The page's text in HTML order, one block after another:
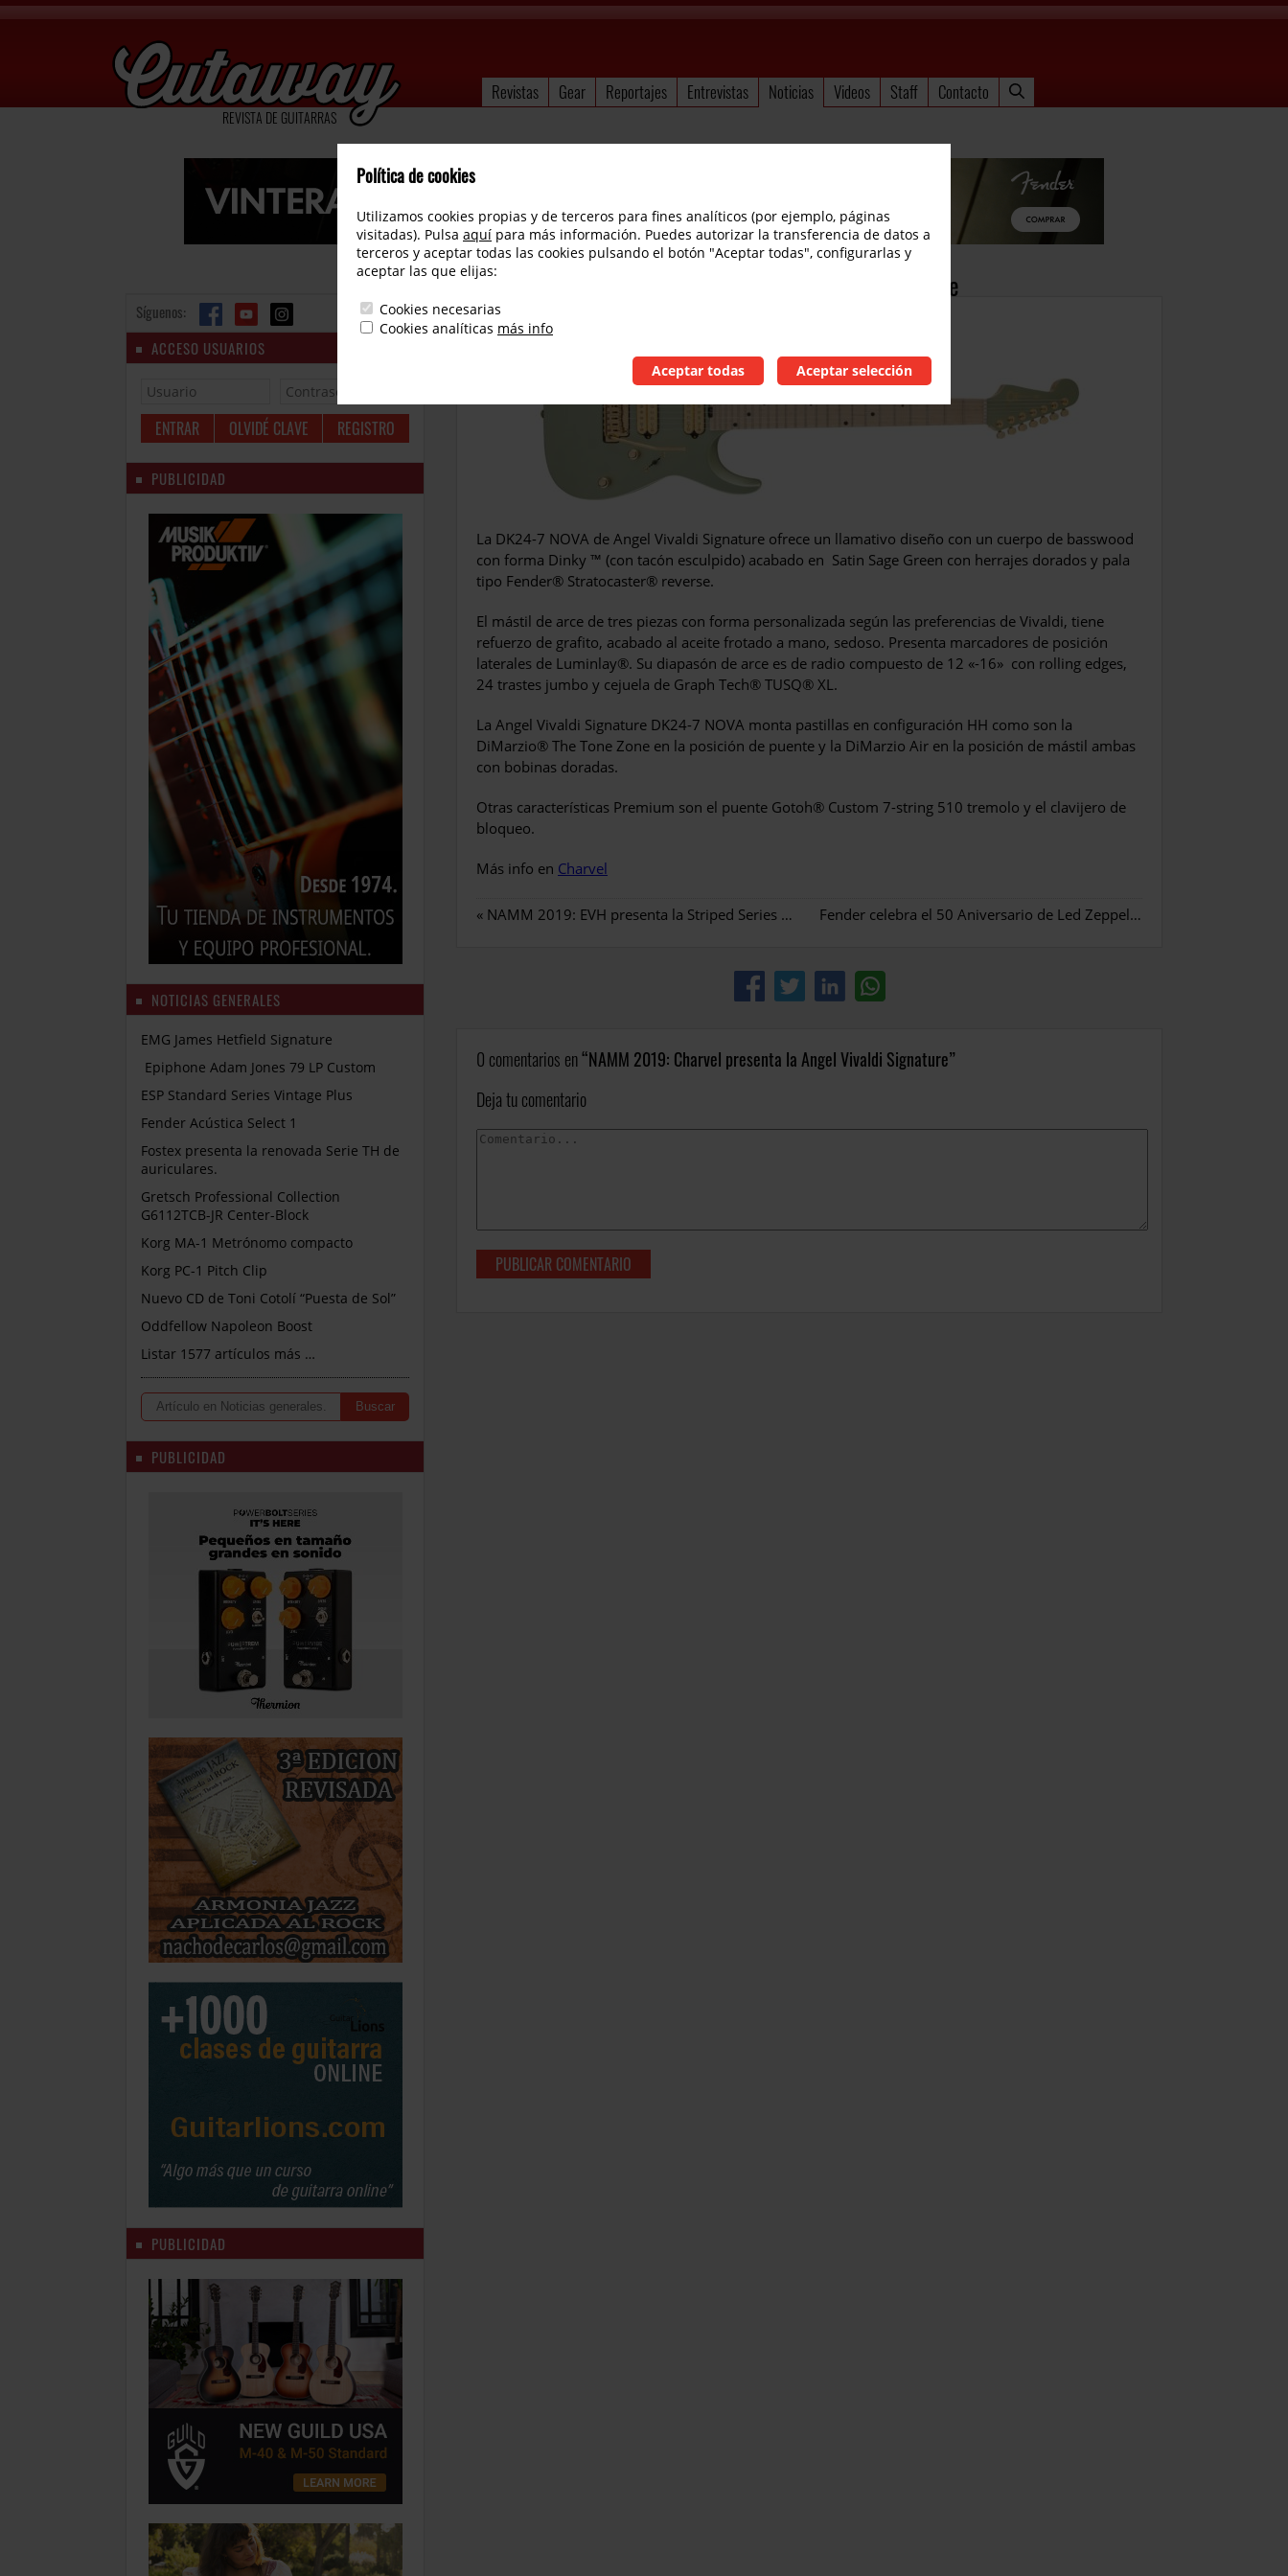
REVISTA DE GUITARRAS
Revistas Gear Reportajes Entrevistas Noticias Videos Staff Contacto
NAMM 2019: Charvel presenta la Angel Vivaldi Signature
La DK24-7 NOVA de Angel Vivaldi Signature ofrece un llamativo diseño con un cuerpo de basswood
con forma Dinky ™ (con tacón esculpido) acabado en Satin Sage Green con herrajes dorados y pala
tipo Fender® Stratocaster® reverse.
El mástil de arce de tres piezas con forma personalizada según las preferencias de Vivaldi, tiene
refuerzo de grafito, acabado al aceite frotado a mano, sedoso. Presenta marcadores de posición
laterales de Luminlay®. Su diapasón de arce es de radio compuesto de 12 «-16» con rolling edges,
24 trastes jumbo y cejuela de Graph Tech® TUSQ® XL.
La Angel Vivaldi Signature DK24-7 NOVA monta pastillas en configuración HH como son la
DiMarzio® The Tone Zone en la posición de puente y la DiMarzio Air en la posición de mástil ambas
con bobinas doradas.
Otras características Premium son el puente Gotoh® Custom 7-string 510 tremolo y el clavijero de
bloqueo.
Más info en Charvel
« NAMM 2019: EVH presenta la Striped Series Shark Model Fender celebra el 50 Aniversario de Led Zeppelin I
0 comentarios en NAMM 2019: Charvel presenta la Angel Vivaldi Signature
Deja tu comentario
Síguenos:
ACCESO USUARIOS
OLVIDÉ CLAVE REGISTRO
PUBLICIDAD
NOTICIAS GENERALES
EMG James Hetfield Signature
Epiphone Adam Jones 79 LP Custom
ESP Standard Series Vintage Plus
Fender Acústica Select 1
Fostex presenta la renovada Serie TH de
auriculares.
Gretsch Professional Collection
G6112TCB-JR Center-Block
Korg MA-1 Metrónomo compacto
Korg PC-1 Pitch Clip
Nuevo CD de Toni Cotolí “Puesta de Sol”
Oddfellow Napoleon Boost
Listar 1577 artículos más …
PUBLICIDAD
PUBLICIDAD
Política de cookies
Utilizamos cookies propias y de terceros para fines analíticos (por ejemplo, páginas
visitadas). Pulsa aquí para más información. Puedes autorizar la transferencia de datos a
terceros y aceptar todas las cookies pulsando el botón "Aceptar todas", configurarlas y
aceptar las que elijas:
Cookies necesarias
Cookies analíticas más info
Aceptar todas Aceptar selección